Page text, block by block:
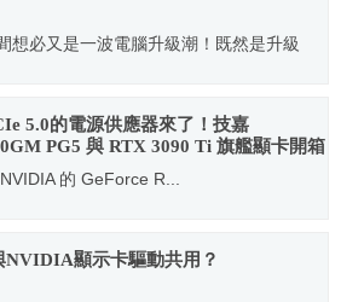
想必又是一波電腦升級潮！既然是升級
5.0的電源供應器來了！技嘉
PG5 與 RTX 3090 Ti 旗艦顯卡開箱
的 GeForce R...
NVIDIA顯示卡驅動共用？